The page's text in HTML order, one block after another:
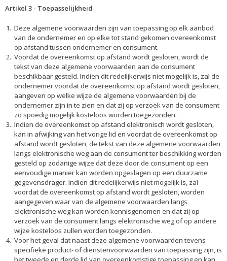
Artikel 3 - Toepasselijkheid
Deze algemene voorwaarden zijn van toepassing op elk aanbod
van de ondernemer en op elke tot stand gekomen overeenkomst
op afstand tussen ondernemer en consument.
Voordat de overeenkomst op afstand wordt gesloten, wordt de
tekst van deze algemene voorwaarden aan de consument
beschikbaar gesteld. Indien dit redelijkerwijs niet mogelijk is, zal de
ondernemer voordat de overeenkomst op afstand wordt gesloten,
aangeven op welke wijze de algemene voorwaarden bij de
ondernemer zijn in te zien en dat zij op verzoek van de consument
zo spoedig mogelijk kosteloos worden toegezonden.
Indien de overeenkomst op afstand elektronisch wordt gesloten,
kan in afwijking van het vorige lid en voordat de overeenkomst op
afstand wordt gesloten, de tekst van deze algemene voorwaarden
langs elektronische weg aan de consument ter beschikking worden
gesteld op zodanige wijze dat deze door de consument op een
eenvoudige manier kan worden opgeslagen op een duurzame
gegevensdrager. Indien dit redelijkerwijs niet mogelijk is, zal
voordat de overeenkomst op afstand wordt gesloten, worden
aangegeven waar van de algemene voorwaarden langs
elektronische weg kan worden kennisgenomen en dat zij op
verzoek van de consument langs elektronische weg of op andere
wijze kosteloos zullen worden toegezonden.
Voor het geval dat naast deze algemene voorwaarden tevens
specifieke product- of dienstenvoorwaarden van toepassing zijn, is